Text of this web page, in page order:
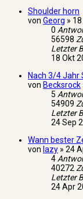
Shoulder horn
von Georg »
0
56598
Letzter
18 Okt
Nach 3/4 Jahr
von Becksrock
5
54909
Letzter
24 Sep
Wann bester
von lazy » 24
4
40272
Letzter
24 Apr